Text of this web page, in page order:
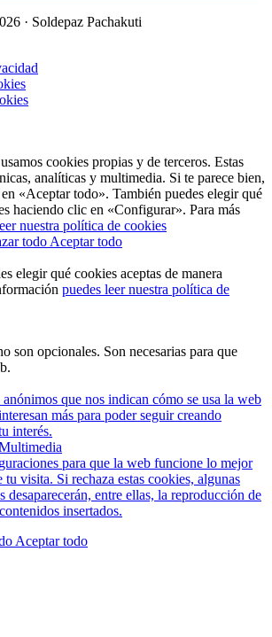
· Soldepaz Pachakuti
cookies propias y de terceros. Estas
analíticas y multimedia. Si te parece bien,
«Aceptar todo». También puedes elegir qué
haciendo clic en «Configurar». Para más
nuestra política de cookies
todo Aceptar todo
elegir qué cookies aceptas de manera
puedes leer nuestra política de
son opcionales. Son necesarias para que
anónimos que nos indican cómo se usa la web
más para poder seguir creando
interés.
para que la web funcione lo mejor
tu visita. Si rechaza estas cookies, algunas
desaparecerán, entre ellas, la reproducción de
insertados.
Aceptar todo